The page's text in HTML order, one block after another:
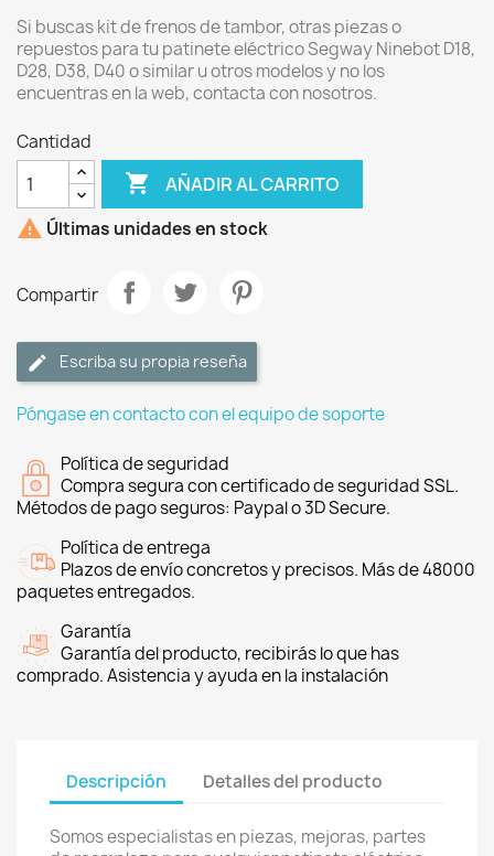
Si buscas kit de frenos de tambor, otras piezas o
repuestos para tu patinete eléctrico Segway Ninebot D18,
D28, D38, D40 o similar u otros modelos y no los
encuentras en la web, contacta con nosotros.
Cantidad
 AÑADIR AL CARRITO
 Últimas unidades en stock
Compartir
Escriba su propia reseña
Póngase en contacto con el equipo de soporte
Política de seguridad
Compra segura con certificado de seguridad SSL.
Métodos de pago seguros: Paypal o 3D Secure.
Política de entrega
Plazos de envío concretos y precisos. Más de 48000
paquetes entregados.
Garantía
Garantía del producto, recibirás lo que has
comprado. Asistencia y ayuda en la instalación
Descripción Detalles del producto
Somos especialistas en piezas, mejoras, partes